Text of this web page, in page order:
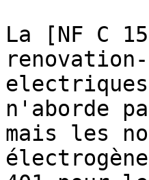
La [NF C
n'aborde
mais les